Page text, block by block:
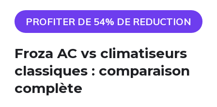
PROFITER DE 54% DE REDUCTION
Froza AC vs climatiseurs
classiques : comparaison
complète